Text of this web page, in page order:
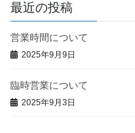
最近の投稿
営業時間について
2025年9月9日
臨時営業について
2025年9月3日